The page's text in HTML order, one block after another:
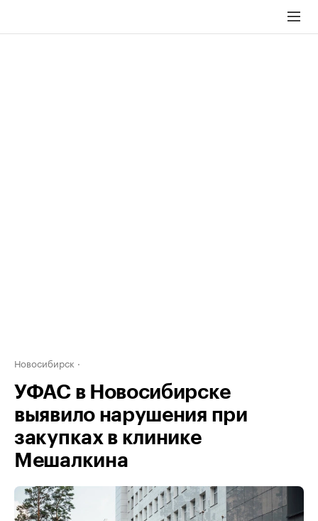
Новосибирск
УФАС в Новосибирске
выявило нарушения при
закупках в клинике
Мешалкина